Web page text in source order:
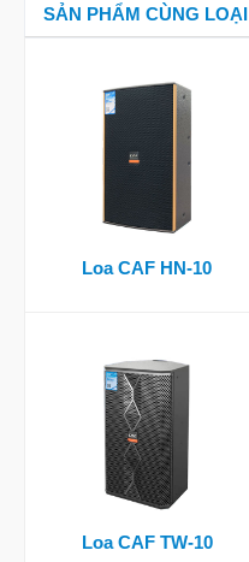
SẢN PHẨM CÙNG LOẠI
Loa CAF HN-10
Loa CAF TW-10